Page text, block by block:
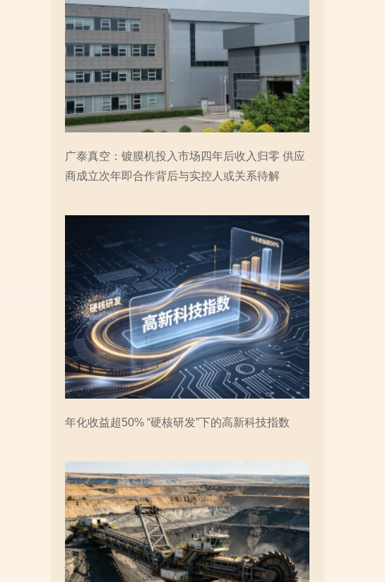
广泰真空：镀膜机投入市场四年后收入归零 供应
商成立次年即合作背后与实控人或关系待解
年化收益超50% “硬核研发”下的高新科技指数